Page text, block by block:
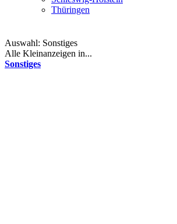
Thüringen
Auswahl: Sonstiges
Alle Kleinanzeigen in...
Sonstiges